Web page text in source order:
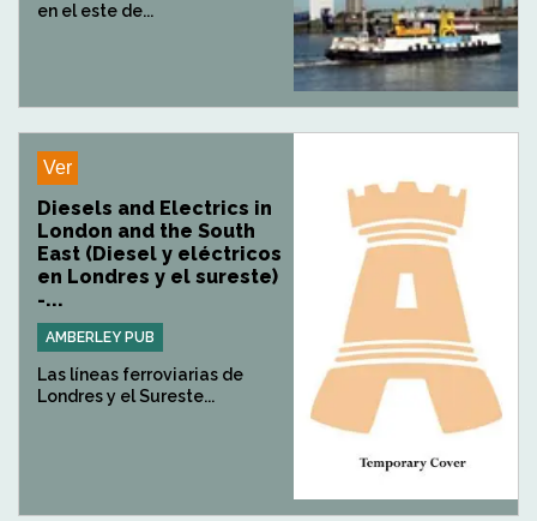
en el este de...
Ver
Diesels and Electrics in
London and the South
East (Diesel y eléctricos
en Londres y el sureste)
-...
AMBERLEY PUB
Las líneas ferroviarias de
Londres y el Sureste...